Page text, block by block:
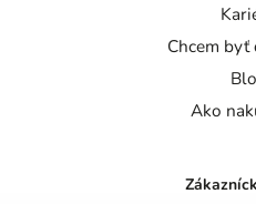
Chcem
Ako